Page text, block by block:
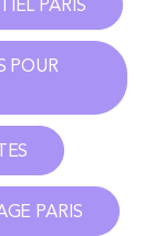
POUR
PARIS